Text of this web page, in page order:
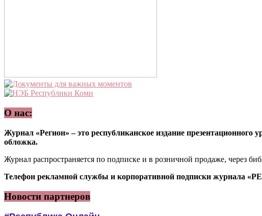
О нас:
Журнал «Регион» – это республиканское издание
обложка.
Журнал распространяется по подписке и в розничной продаже, через
Телефон рекламной службы и корпоративной подписки журнала
Новости партнеров